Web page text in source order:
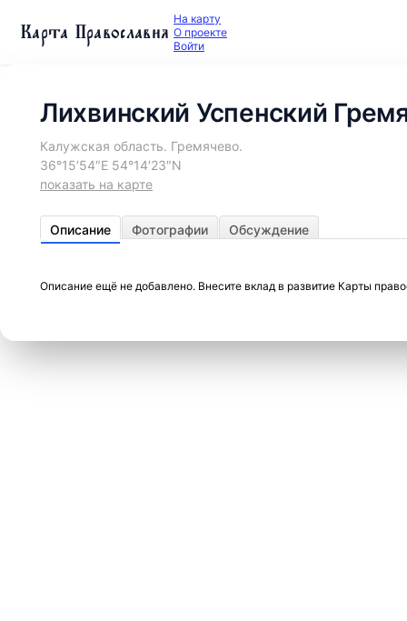
Карта Православия На карту
О проекте
Войти
Лихвинский Успенский
Калужская область. Гремячево.
36°15′54″E 54°14′23″N
показать на карте
Описание Фотографии Обсуждение
Описание ещё не добавлено. Внесите вклад в развитие Карты